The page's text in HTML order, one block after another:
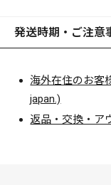
発送時期・ご注意
海外在住のお客
japan.)
返品・交換・ア